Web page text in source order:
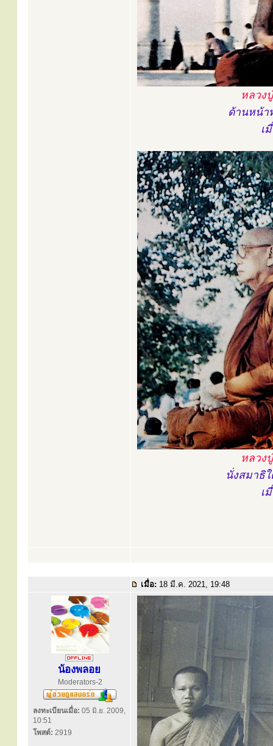
หลวง
ด้านหน้า
เ
หลวง
นั่งสมาธิ
เ
เมื่อ: 18 มี.ค. 2021, 19:48
น้องพลอย
Moderators-2
ลงทะเบียนเมื่อ: 05 มิ.ย. 2009,
10:51
โพสต์: 2919